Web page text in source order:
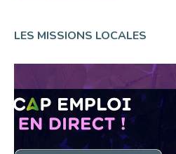
LES MISSIONS LOCALES